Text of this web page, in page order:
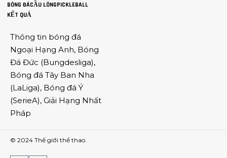
BÓNG ĐÁCẦU LÔNGPICKLEBALL
KẾT QUẢ
Thông tin bóng đá
Ngoại Hạng Anh, Bóng
Đá Đức (Bungdesliga),
Bóng đá Tây Ban Nha
(LaLiga), Bóng đá Ý
(SerieA), Giải Hạng Nhất
Pháp
© 2024 Thế giới thể thao